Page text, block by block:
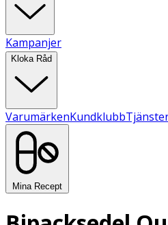
Kampanjer
Kloka Råd
VarumärkenKundklubb
Mina Recept